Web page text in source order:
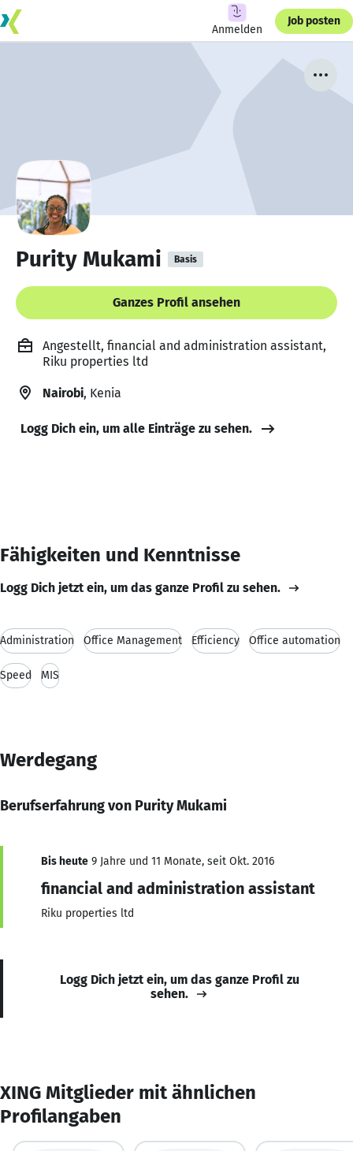
Anmelden
Job posten
Purity Mukami Basis
Ganzes Profil ansehen
Angestellt, financial and administration assistant,
Riku properties ltd
Nairobi, Kenia
Logg Dich ein, um alle Einträge zu sehen.
Fähigkeiten und Kenntnisse
Logg Dich jetzt ein, um das ganze Profil zu sehen.
Administration Office Management Efficiency Office automation
Speed MIS
Werdegang
Berufserfahrung von Purity Mukami
Bis heute 9 Jahre und 11 Monate, seit Okt. 2016
financial and administration assistant
Riku properties ltd
Logg Dich jetzt ein, um das ganze Profil zu
sehen.
XING Mitglieder mit ähnlichen
Profilangaben